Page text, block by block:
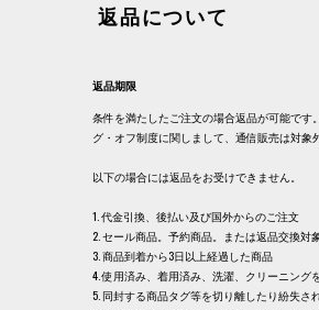
返品について
返品期限
条件を満たしたご注文の場合返品が可能です
グ・オフ制度に関しまして、通信販売は対象
以下の場合には返品をお受けできません。
1. 代金引換、後払い及び国外からのご注文
2. セール商品。予約商品。または返品交換対
3. 商品到着から3日以上経過した商品
4. 使用済み、着用済み、洗濯、クリーニング
5. 同封する商品タグ等を切り離したり紛失さ